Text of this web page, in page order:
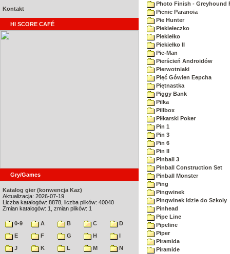
Kontakt
HI SCORE CAFÉ
Gry/Games
Katalog gier (konwencja Kaz)
Aktualizacja: 2026-07-19
Liczba katalogów: 8878, liczba plików: 40040
Zmian katalogów: 1, zmian plików: 1
0-9 A B C
D
E
F G H
I
J
K L M
N
Photo Finish - Greyhound
Picnic Paranoia
Pie Hunter
Piekiełeczko
Piekiełko
Piekiełko II
Pie-Man
Pierścień Androidów
Pierwotniaki
Pięć Gówien Eepcha
Piętnastka
Piggy Bank
Pilka
Pillbox
Piłkarski Poker
Pin 1
Pin 3
Pin 6
Pin II
Pinball 3
Pinball Construction Set
Pinball Monster
Ping
Pingwinek
Pingwinek Idzie do Szkoly
Pinhead
Pipe Line
Pipeline
Piper
Piramida
Piramide